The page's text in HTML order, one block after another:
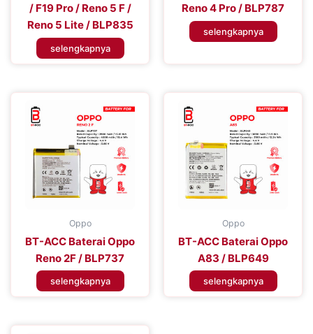
/ F19 Pro / Reno 5 F /
Reno 5 Lite / BLP835
selengkapnya
Reno 4 Pro / BLP787
selengkapnya
Oppo
BT-ACC Baterai Oppo
Reno 2F / BLP737
selengkapnya
Oppo
BT-ACC Baterai Oppo
A83 / BLP649
selengkapnya